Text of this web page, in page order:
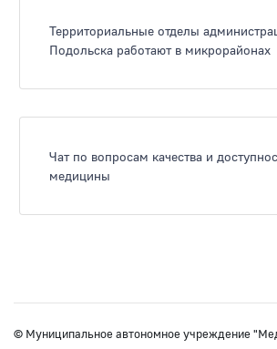
Территориальные отделы
Подольска работают в микрорайонах
Чат по вопросам качества и
медицины
© Муниципальное автономное учреждение